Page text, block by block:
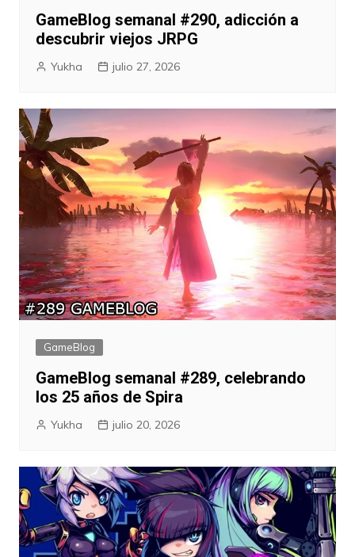
GameBlog semanal #290, adicción a
descubrir viejos JRPG
Yukha julio 27, 2026
GameBlog
GameBlog semanal #289, celebrando
los 25 años de Spira
Yukha julio 20, 2026